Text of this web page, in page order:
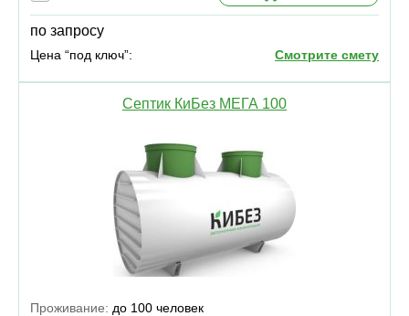
по запросу
Цена “под ключ”: Смотрите смету
Септик КиБез МЕГА 100
Проживание: до 100 человек